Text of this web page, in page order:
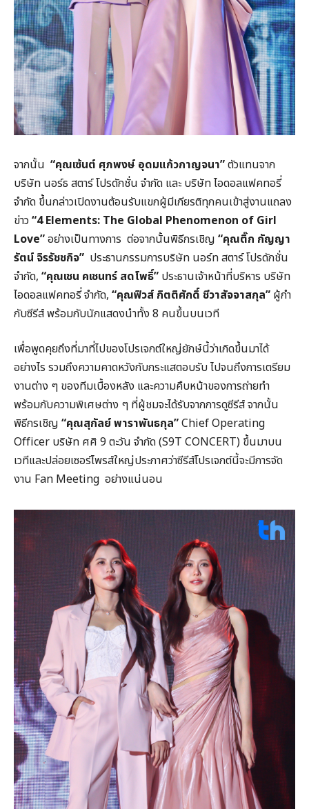
จากนั้น “คุณเซ้นต์ ศุภพงษ์ อุดมแก้วกาญจนา”ตัวแทนจาก
บริษัท นอร์ธ สตาร์ โปรดักชั่น จำกัด และ บริษัท ไอดอลแฟคทอรี่
จำกัด ขึ้นกล่าวเปิดงานต้อนรับแขกผู้มีเกียรติทุกคนเข้าสู่งานแถลง
ข่าว “4 Elements: The Global Phenomenon of Girl
Love”อย่างเป็นทางการ ต่อจากนั้นพิธีกรเชิญ “คุณติ๊ก กัญญา
รัตน์ จิรรัชชกิจ” ประธานกรรมการบริษัท นอร์ท สตาร์ โปรดักชั่น
จํากัด, “คุณเชน คเชนทร์ สดโพธิ์” ประธานเจ้าหน้าที่บริหาร บริษัท
ไอดอลแฟคทอรี่ จํากัด, “คุณฟิวส์ กิตติศักดิ์ ชีวาสัจจาสกุล” ผู้กํา
กับซีรีส์ พร้อมกับนักแสดงนำทั้ง 8 คนขึ้นบนเวที
เพื่อพูดคุยถึงที่มาที่ไปของโปรเจกต์ใหญ่ยักษ์นี้ว่าเกิดขึ้นมาได้
อย่างไร รวมถึงความคาดหวังกับกระแสตอบรับ ไปจนถึงการเตรียม
งานต่าง ๆ ของทีมเบื้องหลัง และความคืบหน้าของการถ่ายทำ
พร้อมกับความพิเศษต่าง ๆ ที่ผู้ชมจะได้รับจากการดูซีรีส์ จากนั้น
พิธีกรเชิญ “คุณสุกัลย์ พาราพันธกุล”Chief Operating
Officer บริษัท ศศิ 9 ตะวัน จำกัด (S9T CONCERT) ขึ้นมาบน
เวทีและปล่อยเซอร์ไพรส์ใหญ่ประกาศว่าซีรีส์โปรเจกต์นี้จะมีการจัด
งาน Fan Meeting อย่างแน่นอน